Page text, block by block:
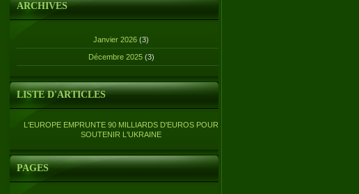
ARCHIVES
Janvier 2026 (3)
Décembre 2025 (3)
LISTE D'ARTICLES
L'EUROPE EMPRUNTE 90 MILLIARDS D'EUROS POUR
SOUTENIR L'UKRAINE
PAGES